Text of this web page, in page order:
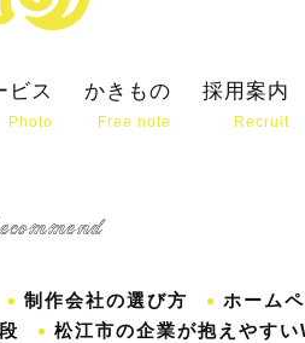
ビス
Photo
かきもの
Free note
採用案内
Recruit
制作会社の選び方
ホーム
松江市の企業が抱えやす